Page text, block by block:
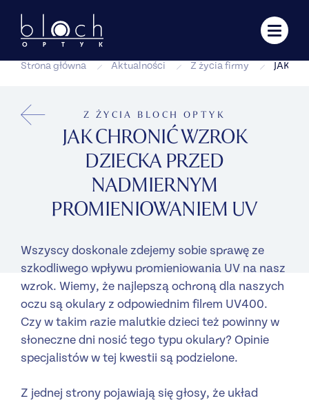
Strona główna Aktualności Z życia firmy JAK
Z ŻYCIA BLOCH OPTYK
JAK CHRONIĆ WZROK
DZIECKA PRZED
NADMIERNYM
PROMIENIOWANIEM UV
Wszyscy doskonale zdejemy sobie sprawę ze
szkodliwego wpływu promieniowania UV na nasz
wzrok. Wiemy, że najlepszą ochroną dla naszych
oczu są okulary z odpowiednim filrem UV400.
Czy w takim razie malutkie dzieci też powinny w
słoneczne dni nosić tego typu okulary? Opinie
specjalistów w tej kwestii są podzielone.
Z jednej strony pojawiają się głosy, że układ